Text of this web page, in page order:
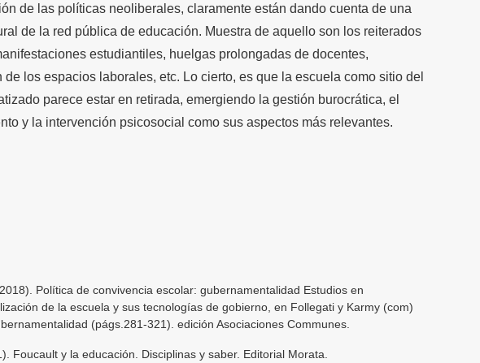
de las políticas neoliberales, cla­ramente están dando cuenta de una
de la red pública de educación. Muestra de aquello son los reiterados
estudiantiles, huelgas prolongadas de docentes,
de los espacios laborales, etc. Lo cierto, es que la escuela como sitio del
parece estar en retirada, emergiendo la gestión burocrática, el
y la intervención psicosocial como sus aspectos más relevantes.
Política de convivencia escolar: gubernamentalidad Estudios en
de la escuela y sus tecnologías de gobierno, en Follegati y Karmy (com)
(págs.281-321). edición Asociaciones Communes.
Foucault y la educación. Disciplinas y saber. Editorial Morata.